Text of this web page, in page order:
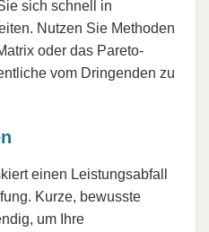
sich schnell in
Nutzen Sie Methoden
oder das Pareto-
vom Dringenden zu
einen Leistungsabfall
Kurze, bewusste
um Ihre